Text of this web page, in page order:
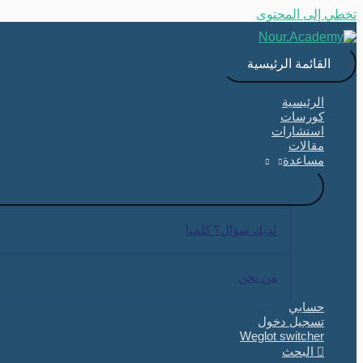
تخطي إلى المحتوى
القائمة الرئيسية
الرئيسية
كورسات
استشارات
مقالات
مساعدة
لديك سؤال؟ كلمنا
من نحن
حسابي
تسجيل دخول
Weglot switcher
البحث